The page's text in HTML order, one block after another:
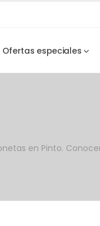
Ofertas especiales
en Pinto.